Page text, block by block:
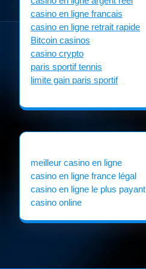
casino en ligne francais
casino en ligne retrait rapide
Bitcoin casinos
casino crypto
paris sportif tennis
limite gain paris sportif
meilleur casino en ligne
casino en ligne france légal
casino en ligne le plus payant
casino online